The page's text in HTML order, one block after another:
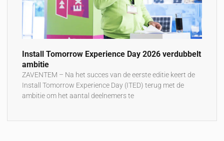
Install Tomorrow Experience Day 2026 verdubbelt
ambitie
ZAVENTEM – Na het succes van de eerste editie keert de
Install Tomorrow Experience Day (ITED) terug met de
ambitie om het aantal deelnemers te